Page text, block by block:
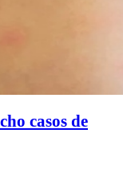
casos de